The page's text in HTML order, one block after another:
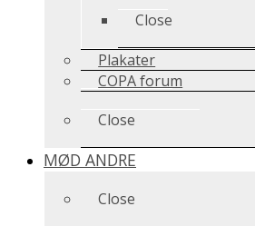
Close
Plakater
COPA forum
Close
MØD ANDRE
Close